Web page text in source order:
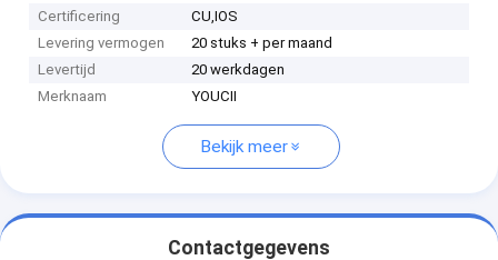
Certificering
CU,IOS
Levering vermogen
20 stuks + per maand
Levertijd
20 werkdagen
Merknaam
YOUCII
Bekijk meer
Contactgegevens